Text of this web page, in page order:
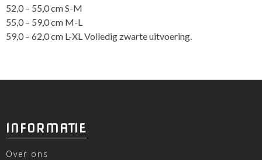
52,0 – 55,0 cm S-M
55,0 – 59,0 cm M-L
59,0 – 62,0 cm L-XL Volledig zwarte uitvoering.
INFORMATIE
Over ons